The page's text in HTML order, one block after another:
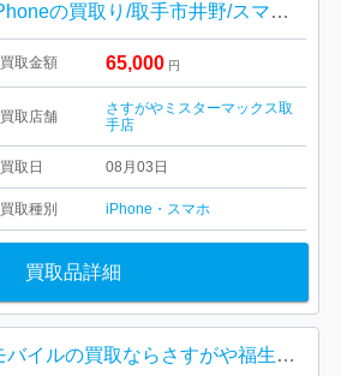
iPhoneの買取り/取手市井野/スマホ買取り強化中
買取金額 65,000 円
買取店舗
さすがやミスターマックス取
手店
買取日 08月03日
買取種別 iPhone・スマホ
買取品詳細
モバイルの買取ならさすがや福生銀座いなげや店！| 羽村市双葉町| iPhone 11 pro